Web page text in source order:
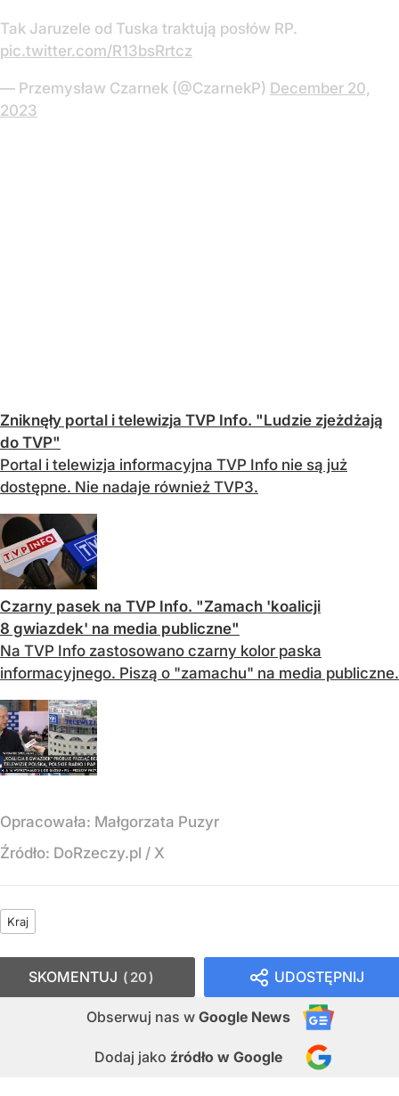
Tak Jaruzele od Tuska traktują posłów RP.
pic.twitter.com/R13bsRrtcz
— Przemysław Czarnek (@CzarnekP) December 20,
2023
Zniknęły portal i telewizja TVP Info. "Ludzie zjeżdżają
do TVP"
Portal i telewizja informacyjna TVP Info nie są już
dostępne. Nie nadaje również TVP3.
Czarny pasek na TVP Info. "Zamach 'koalicji
8 gwiazdek' na media publiczne"
Na TVP Info zastosowano czarny kolor paska
informacyjnego. Piszą o "zamachu" na media publiczne.
Opracowała: Małgorzata Puzyr
Źródło: DoRzeczy.pl / X
Kraj
UDOSTĘPNIJ
Obserwuj nas w Google News
Dodaj jako źródło w Google
SKOMENTUJ 20